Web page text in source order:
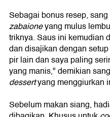
Sebagai bonus resep,
zabaioneyang mulus
triknya. Saus ini kemudian
dan disajikan dengan
pir lain dan saya paling
yang manis," demikian
dessertyang menggiurkan
Sebelum makan siang,